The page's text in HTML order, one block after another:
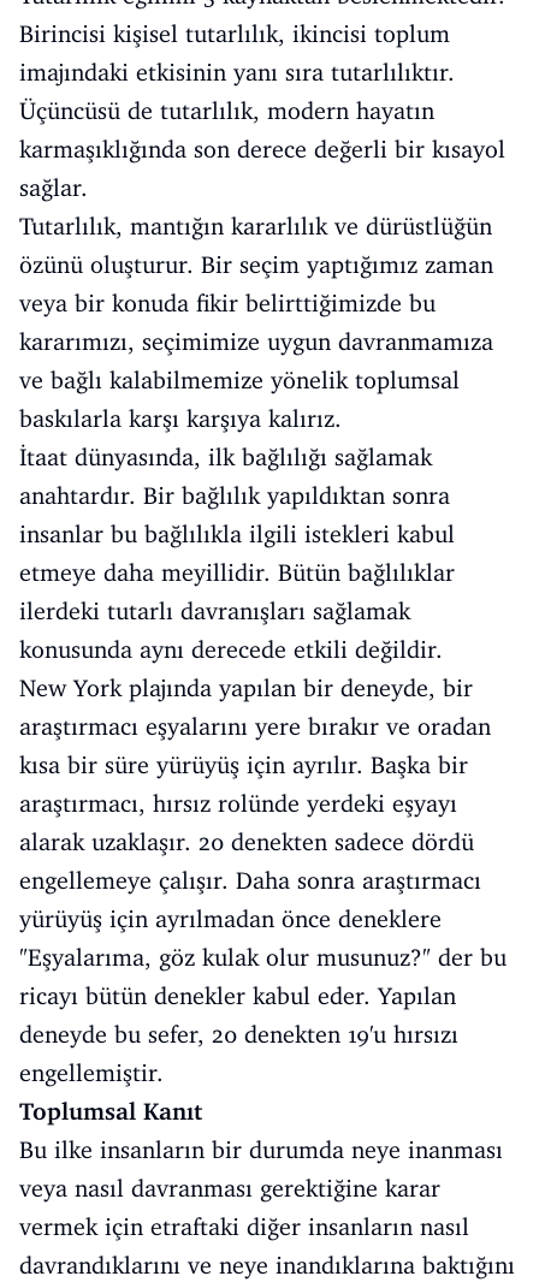
Birincisi kişisel tutarlılık, ikincisi toplum
imajındaki etkisinin yanı sıra tutarlılıktır.
Üçüncüsü de tutarlılık, modern hayatın
karmaşıklığında son derece değerli bir kısayol
sağlar.
Tutarlılık, mantığın kararlılık ve dürüstlüğün
özünü oluşturur. Bir seçim yaptığımız zaman
veya bir konuda fikir belirttiğimizde bu
kararımızı, seçimimize uygun davranmamıza
ve bağlı kalabilmemize yönelik toplumsal
baskılarla karşı karşıya kalırız.
İtaat dünyasında, ilk bağlılığı sağlamak
anahtardır. Bir bağlılık yapıldıktan sonra
insanlar bu bağlılıkla ilgili istekleri kabul
etmeye daha meyillidir. Bütün bağlılıklar
ilerdeki tutarlı davranışları sağlamak
konusunda aynı derecede etkili değildir.
New York plajında yapılan bir deneyde, bir
araştırmacı eşyalarını yere bırakır ve oradan
kısa bir süre yürüyüş için ayrılır. Başka bir
araştırmacı, hırsız rolünde yerdeki eşyayı
alarak uzaklaşır. 20 denekten sadece dördü
engellemeye çalışır. Daha sonra araştırmacı
yürüyüş için ayrılmadan önce deneklere
"Eşyalarıma, göz kulak olur musunuz?" der bu
ricayı bütün denekler kabul eder. Yapılan
deneyde bu sefer, 20 denekten 19'u hırsızı
engellemiştir.
Toplumsal Kanıt
Bu ilke insanların bir durumda neye inanması
veya nasıl davranması gerektiğine karar
vermek için etraftaki diğer insanların nasıl
davrandıklarını ve neye inandıklarına baktığını